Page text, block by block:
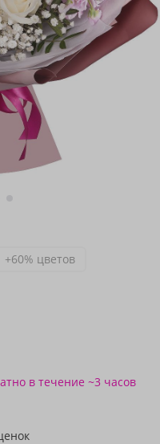
+60% цветов
в течение ~3 часов